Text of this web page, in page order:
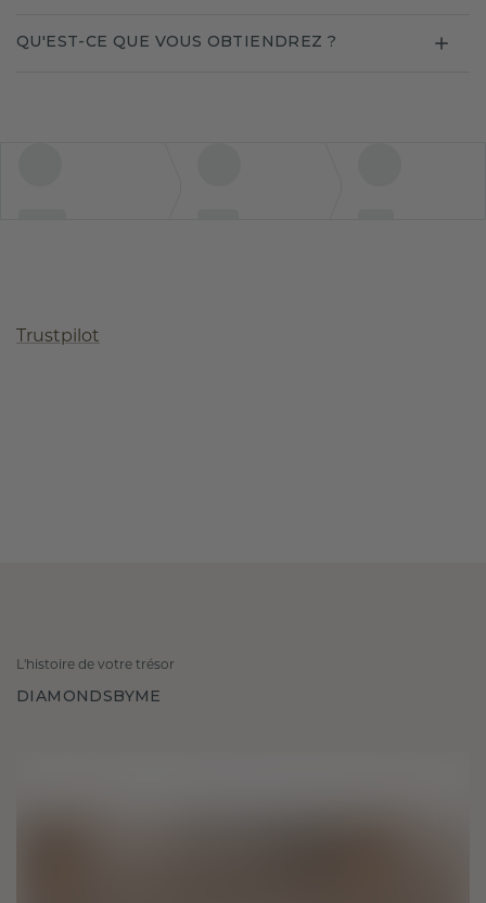
QU'EST-CE QUE VOUS OBTIENDREZ ?
Trustpilot
L'histoire de votre trésor
DIAMONDSBYME